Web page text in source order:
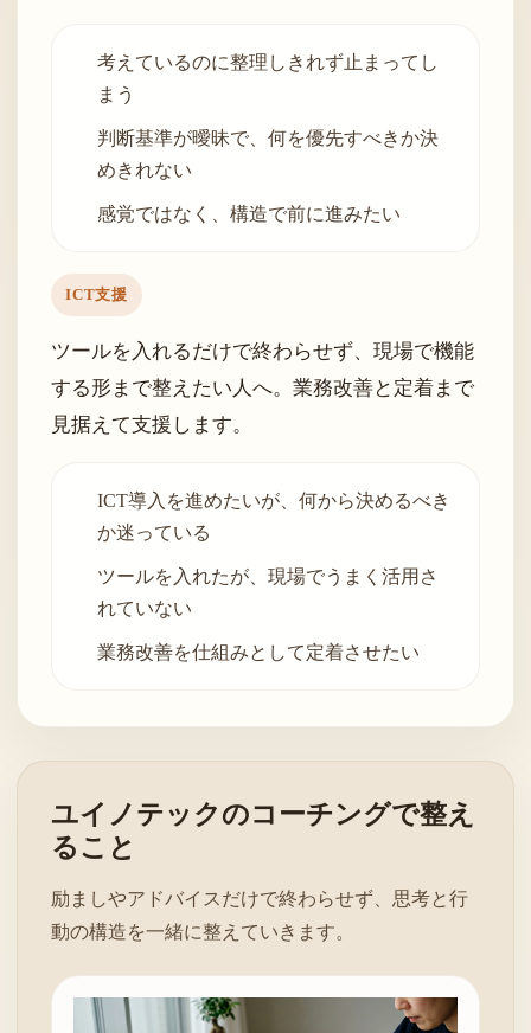
考えているのに整理しきれず止まってし
まう
判断基準が曖昧で、何を優先すべきか決
めきれない
感覚ではなく、構造で前に進みたい
ICT支援
ツールを入れるだけで終わらせず、現場で機能
する形まで整えたい人へ。業務改善と定着まで
見据えて支援します。
ICT導入を進めたいが、何から決めるべき
か迷っている
ツールを入れたが、現場でうまく活用さ
れていない
業務改善を仕組みとして定着させたい
ユイノテックのコーチングで整え
ること
励ましやアドバイスだけで終わらせず、思考と行
動の構造を一緒に整えていきます。